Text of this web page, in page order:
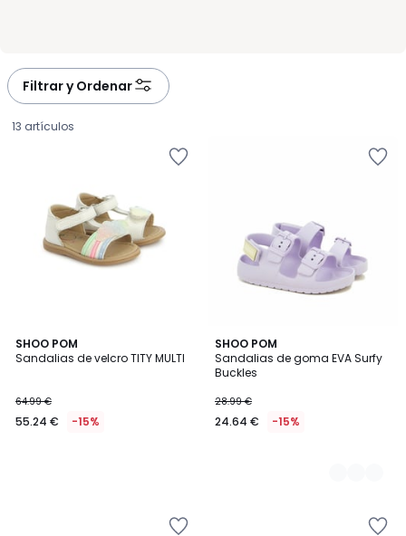
Filtrar y Ordenar
13 artículos
SHOO POM
Sandalias de velcro TITY MULTI
€
en
64.99 €
55.24 € -15%
SHOO POM
Sandalias de goma EVA Surfy
Buckles
28.99 €
24.64 € -15%
2
Colores